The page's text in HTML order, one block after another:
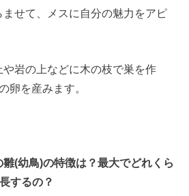
せて、メスに自分の魅力をアピ
岩の上などに木の枝で巣を作
卵を産みます。
(幼鳥)の特徴は？最大でどれくら
するの？